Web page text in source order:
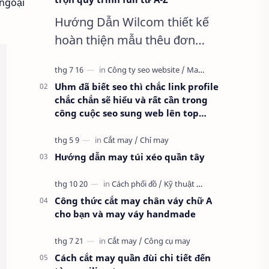
Hướng Dẫn Wilcom thiết kế
hoàn thiện mẫu thêu đơn
full từ A-Z Dành cho anh em
kỹ thuật mới vào nghề, clip
thực hành t…
Uhm đã biết seo thì chắc link profile
chắc chắn sẽ hiểu và rất cần trong
công cuộc seo sung web lên top
Hướng dẫn may túi xéo quần tây
Công thức cắt may chân váy chữ A
cho bạn và may váy handmade
Cách cắt may quần đùi chi tiết đến